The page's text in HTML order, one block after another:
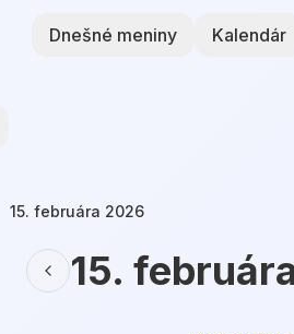
Dnešné meniny Kalendár
15. februára 2026
15.